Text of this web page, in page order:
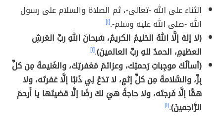
الثناء على الله -تعالى-، ثم الصلاة والسلام على رسول
الله -صلى الله عليه وسلم-.[١]
(لا إلهَ إلَّا اللهُ الحَليمُ الكريمُ، سُبحانَ اللهِ ربِّ العَرشِ
العظيمِ، الحمدُ للهِ ربِّ العالمينَ).[١]
(أسألُكَ موجِباتِ رَحمتِك، وعزائمَ مَغفرتِكَ، والغَنيمةَ مِن كلِّ
بِرٍّ، والسَّلامةَ مِن كلِّ إثمٍ، لا تدَعْ لِي ذَنبًا إلَّا غفرتَه، ولا
همًّا إلَّا فَرجتَه، ولا حاجةً هيَ لكَ رضًا إلَّا قضيتَها يا أَرحمَ
الرَّاحِمينَ).[١]